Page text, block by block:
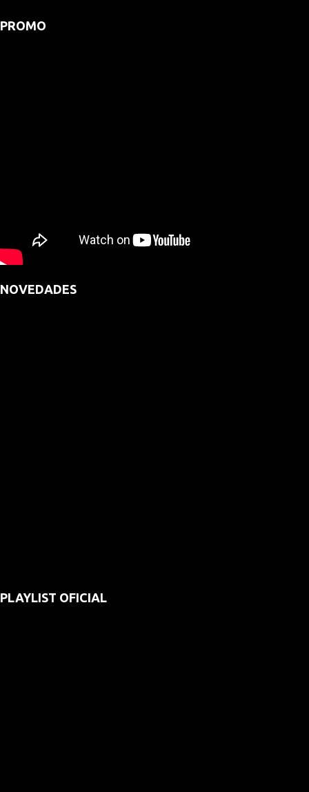
PROMO
NOVEDADES
PLAYLIST OFICIAL